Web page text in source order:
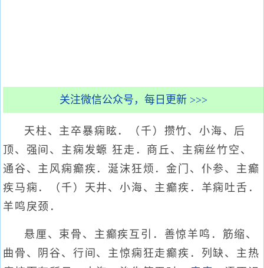
关注微信公众号，每日更新 >>>
天柱、主卒暴痫眩．（千）攒竹、小海、后
顶、强间、主痫发螈 狂走．商丘、主痫丝竹空、
通谷、主风痫癫疾．涎沫狂烦．金门、仆参、主癫
疾马痫．（千）天井、小海、主癫疾．羊痫吐舌．
羊鸣戾颈．
悬厘、束骨、主癫疾互引．善惊羊鸣．筋缩、
曲骨、阴谷、行间、主惊痫狂走癫疾．列缺、主热